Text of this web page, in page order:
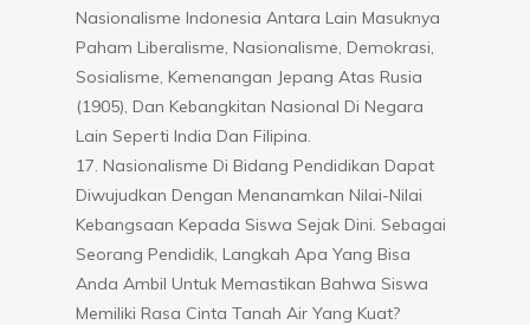
Nasionalisme Indonesia Antara Lain Masuknya
Paham Liberalisme, Nasionalisme, Demokrasi,
Sosialisme, Kemenangan Jepang Atas Rusia
(1905), Dan Kebangkitan Nasional Di Negara
Lain Seperti India Dan Filipina.
17. Nasionalisme Di Bidang Pendidikan Dapat
Diwujudkan Dengan Menanamkan Nilai-Nilai
Kebangsaan Kepada Siswa Sejak Dini. Sebagai
Seorang Pendidik, Langkah Apa Yang Bisa
Anda Ambil Untuk Memastikan Bahwa Siswa
Memiliki Rasa Cinta Tanah Air Yang Kuat?